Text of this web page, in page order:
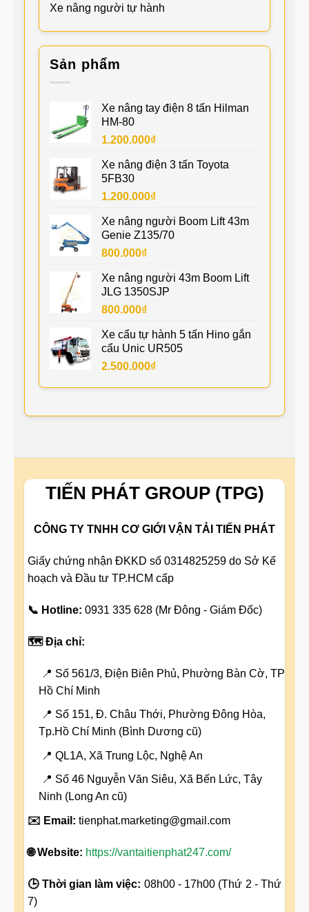
Xe nâng người tự hành
Sản phẩm
Xe nâng tay điện 8 tấn Hilman
HM-80
1.200.000₫
Xe nâng điện 3 tấn Toyota
5FB30
1.200.000₫
Xe nâng người Boom Lift 43m
Genie Z135/70
800.000₫
Xe nâng người 43m Boom Lift
JLG 1350SJP
800.000₫
Xe cẩu tự hành 5 tấn Hino gắn
cẩu Unic UR505
2.500.000₫
TIẾN PHÁT GROUP (TPG)
CÔNG TY TNHH CƠ GIỚI VẬN TẢI TIẾN PHÁT
Giấy chứng nhận ĐKKD số 0314825259 do Sở Kế
hoạch và Đầu tư TP.HCM cấp
📞 Hotline: 0931 335 628 (Mr Đông - Giám Đốc)
🗺️ Địa chỉ:
📍 Số 561/3, Điện Biên Phủ, Phường Bàn Cờ, TP
Hồ Chí Minh
📍 Số 151, Đ. Châu Thới, Phường Đông Hòa,
Tp.Hồ Chí Minh (Bình Dương cũ)
📍 QL1A, Xã Trung Lộc, Nghệ An
📍 Số 46 Nguyễn Văn Siêu, Xã Bến Lức, Tây
Ninh (Long An cũ)
✉️ Email: tienphat.marketing@gmail.com
🌐 Website: https://vantaitienphat247.com/
🕒 Thời gian làm việc: 08h00 - 17h00 (Thứ 2 - Thứ
7)